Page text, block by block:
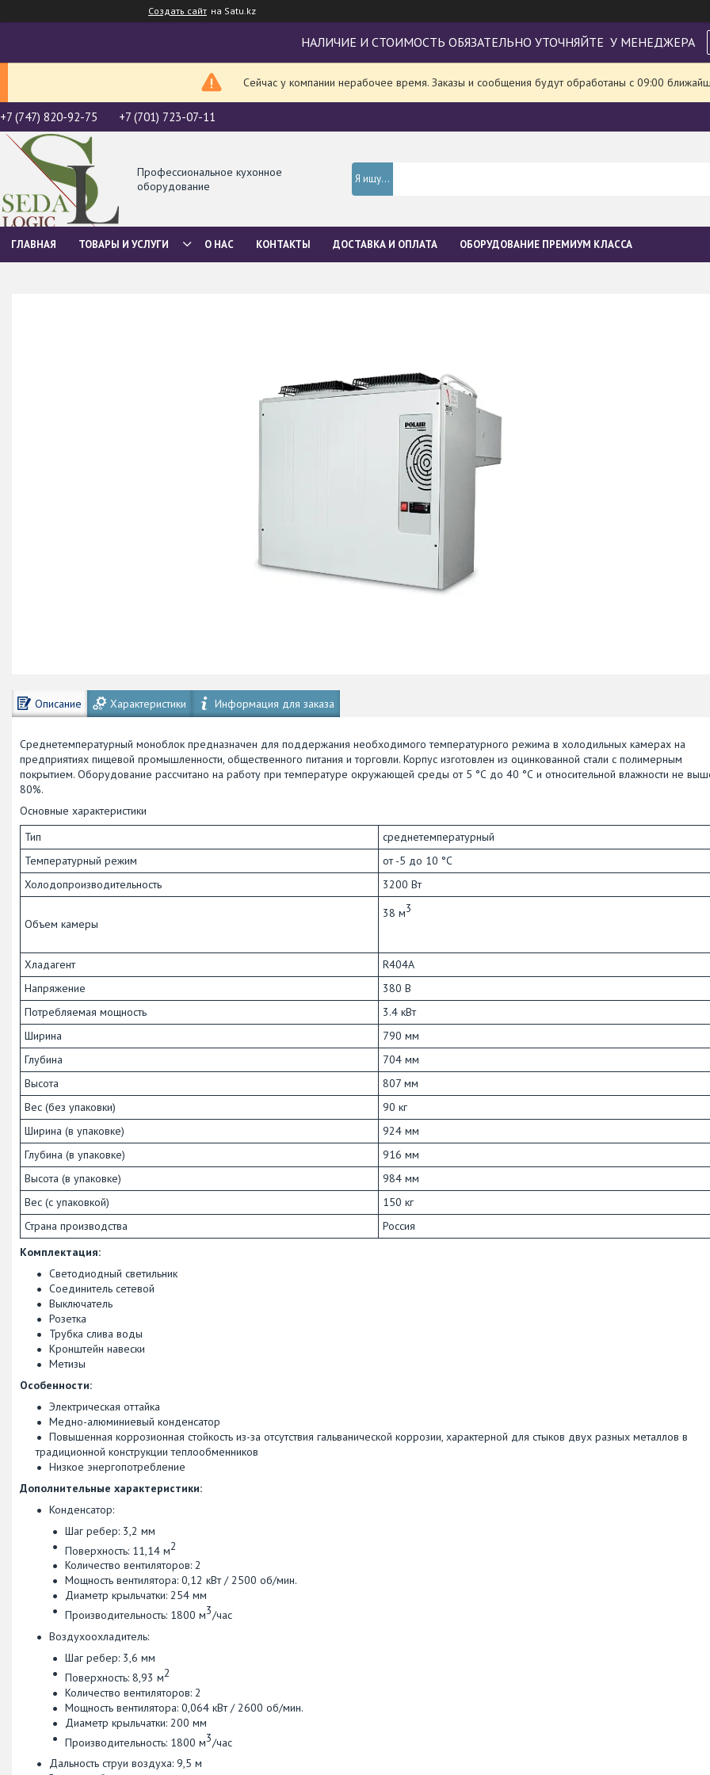
Создать сайт на Satu.kz
НАЛИЧИЕ И СТОИМОСТЬ ОБЯЗАТЕЛЬНО УТОЧНЯЙТЕ У МЕНЕДЖЕРА
Сейчас у компании нерабочее время. Заказы и сообщения будут обработаны с 09:00
+7 (747) 820-92-75 +7 (701) 723-07-11
Профессиональное кухонное
оборудование
ГЛАВНАЯ ТОВАРЫ И УСЛУГИ О НАС КОНТАКТЫ ДОСТАВКА И ОПЛАТА ОБОРУДОВАНИЕ ПРЕМИУМ КЛАССА
Описание Характеристики Информация для заказа
Среднетемпературный моноблок предназначен для поддержания необходимого температурного режима в холодильных камерах на
предприятиях пищевой промышленности, общественного питания и торговли. Корпус изготовлен из оцинкованной стали с полимерным
покрытием. Оборудование рассчитано на работу при температуре окружающей среды от 5 °С до 40 °С и относительной влажности не
80%.
Основные характеристики
Тип
среднетемпературный
Температурный режим
от -5 до 10 °C
Холодопроизводительность
3200 Вт
Объем камеры
38 м​3
Хладагент
R404A
Напряжение
380 В
Потребляемая мощность
3.4 кВт
Ширина
790 мм
Глубина
704 мм
Высота
807 мм
Вес (без упаковки)
90 кг
Ширина (в упаковке)
924 мм
Глубина (в упаковке)
916 мм
Высота (в упаковке)
984 мм
Вес (с упаковкой)
150 кг
Страна производства
Россия
Комплектация:
Светодиодный светильник
Соединитель сетевой
Выключатель
Розетка
Трубка слива воды
Кронштейн навески
Метизы
Особенности:
Электрическая оттайка
Медно-алюминиевый конденсатор
Повышенная коррозионная стойкость из-за отсутствия гальванической коррозии, характерной для стыков двух разных металлов в
традиционной конструкции теплообменников
Низкое энергопотребление
Дополнительные характеристики:
Конденсатор:
Шаг ребер: 3,2 мм
Поверхность: 11,14 м2
Количество вентиляторов: 2
Мощность вентилятора: 0,12 кВт / 2500 об/мин.
Диаметр крыльчатки: 254 мм
Производительность: 1800 м3/час
Воздухоохладитель:
Шаг ребер: 3,6 мм
Поверхность: 8,93 м2
Количество вентиляторов: 2
Мощность вентилятора: 0,064 кВт / 2600 об/мин.
Диаметр крыльчатки: 200 мм
Производительность: 1800 м3/час
Дальность струи воздуха: 9,5 м